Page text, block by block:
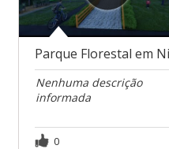
Nenhuma descrição
informada
0